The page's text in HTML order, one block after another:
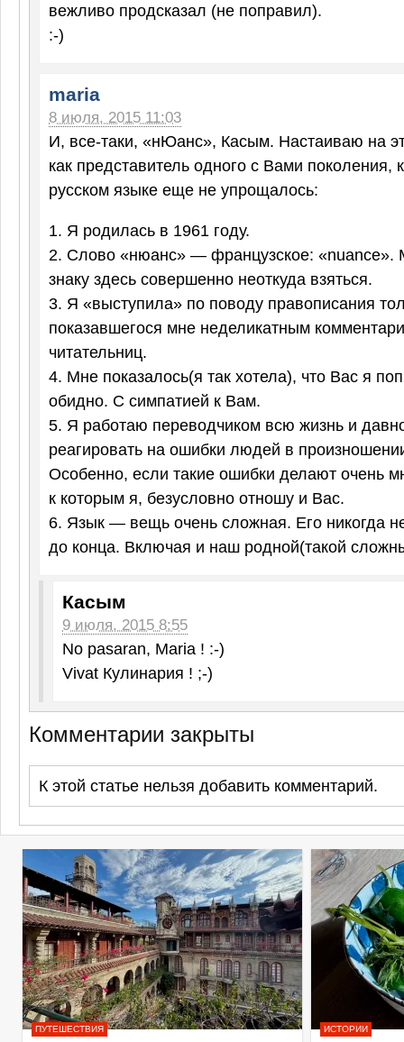
вежливо продсказал (не поправил).
:-)
maria
8 июля, 2015 11:03
И, все-таки, «нЮанс», Касым. Настаиваю на
как представитель одного с Вами поколения,
русском языке еще не упрощалось:
1. Я родилась в 1961 году.
2. Слово «нюанс» — французское: «nuance».
знаку здесь совершенно неоткуда взяться.
3. Я «выступила» по поводу правописания
показавшегося мне неделикатным
читательниц.
4. Мне показалось(я так хотела), что Вас я
обидно. С симпатией к Вам.
5. Я работаю переводчиком всю жизнь и
реагировать на ошибки людей в
Особенно, если такие ошибки делают очень
к которым я, безусловно отношу и Вас.
6. Язык — вещь очень сложная. Его никогда
до конца. Включая и наш родной(такой
Касым
9 июля, 2015 8:55
No pasaran, Maria ! :-)
Vivat Кулинария ! ;-)
Комментарии закрыты
К этой статье нельзя добавить комментарий.
ПУТЕШЕСТВИЯ ИСТОРИИ